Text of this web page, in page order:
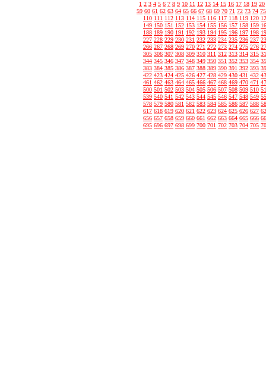
1 2 3 4 5 6 7 8 9 10 11 12 13 14 15 16 17 18 19 20
59 60 61 62 63 64 65 66 67 68 69 70 71 72 73 74 75
110 111 112 113 114 115 116 117 118 119 120
149 150 151 152 153 154 155 156 157 158 159
188 189 190 191 192 193 194 195 196 197 198
227 228 229 230 231 232 233 234 235 236 237
266 267 268 269 270 271 272 273 274 275 276
305 306 307 308 309 310 311 312 313 314 315
344 345 346 347 348 349 350 351 352 353 354
383 384 385 386 387 388 389 390 391 392 393
422 423 424 425 426 427 428 429 430 431 432
461 462 463 464 465 466 467 468 469 470 471
500 501 502 503 504 505 506 507 508 509 510
539 540 541 542 543 544 545 546 547 548 549
578 579 580 581 582 583 584 585 586 587 588
617 618 619 620 621 622 623 624 625 626 627
656 657 658 659 660 661 662 663 664 665 666
695 696 697 698 699 700 701 702 703 704 705